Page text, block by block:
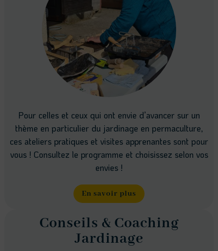
Pour celles et ceux qui ont envie d’avancer sur un
thème en particulier du jardinage en permaculture,
ces ateliers pratiques et visites apprenantes sont pour
vous ! Consultez le programme et choisissez selon vos
envies !
En savoir plus
Conseils & Coaching
Jardinage